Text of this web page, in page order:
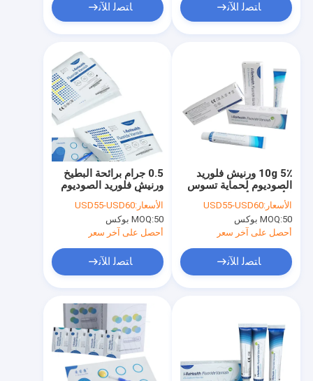
ﺎﺘﺼﻟ ﺍﻶﻧ ﺎﺘﺼﻟ ﺍﻶﻧ
0.5 جرام برائحة البطيخ
ورنيش فلوريد الصوديوم
5٪ للأطفال مع م
الأسعار:USD55-USD60
MOQ:50 بوكس
أحصل على آخر سعر
ﺎﺘﺼﻟ ﺍﻶﻧ
10g 5٪ ورنيش فلوريد
الصوديوم لحماية تسوس
الأسنان للأطفال مع CE
الأسعار:USD55-USD60
MOQ:50 بوكس
أحصل على آخر سعر
ﺎﺘﺼﻟ ﺍﻶﻧ